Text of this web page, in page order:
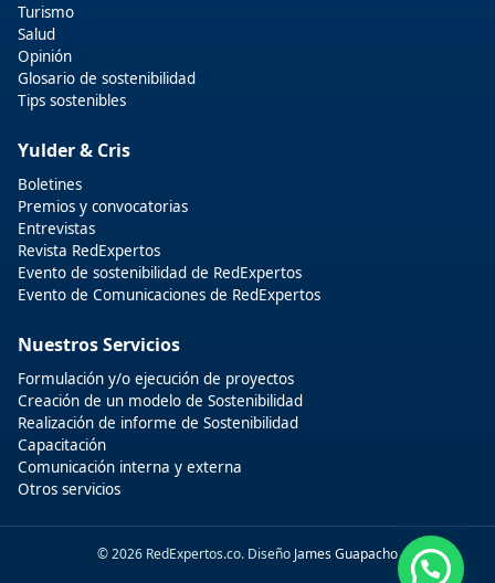
Turismo
Salud
Opinión
Glosario de sostenibilidad
Tips sostenibles
Yulder & Cris
Boletines
Premios y convocatorias
Entrevistas
Revista RedExpertos
Evento de sostenibilidad de RedExpertos
Evento de Comunicaciones de RedExpertos
Nuestros Servicios
Formulación y/o ejecución de proyectos
Creación de un modelo de Sostenibilidad
Realización de informe de Sostenibilidad
Capacitación
Comunicación interna y externa
Otros servicios
© 2026 RedExpertos.co. Diseño James Guapacho